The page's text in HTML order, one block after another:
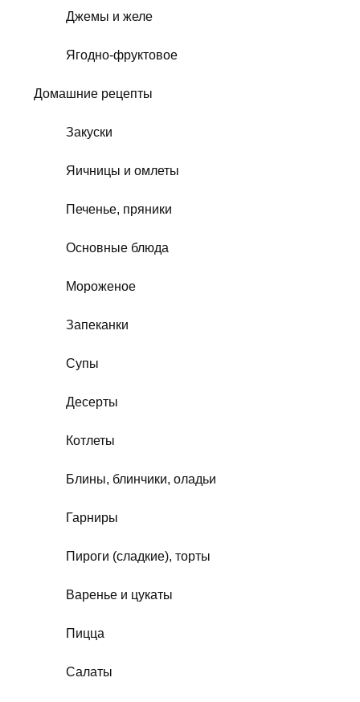
Джемы и желе
Ягодно-фруктовое
Домашние рецепты
Закуски
Яичницы и омлеты
Печенье, пряники
Основные блюда
Мороженое
Запеканки
Супы
Десерты
Котлеты
Блины, блинчики, оладьи
Гарниры
Пироги (сладкие), торты
Варенье и цукаты
Пицца
Салаты